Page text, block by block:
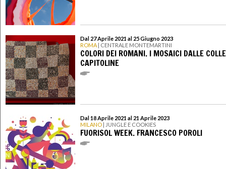
Dal 27 Aprile 2021 al 25 Giugno 2023
ROMA | CENTRALE MONTEMARTINI
COLORI DEI ROMANI. I MOSAICI DALLE
CAPITOLINE
Dal 18 Aprile 2021 al 21 Aprile 2023
MILANO | JUNGLE E COOKIES
FUORISOL WEEK. FRANCESCO POROLI